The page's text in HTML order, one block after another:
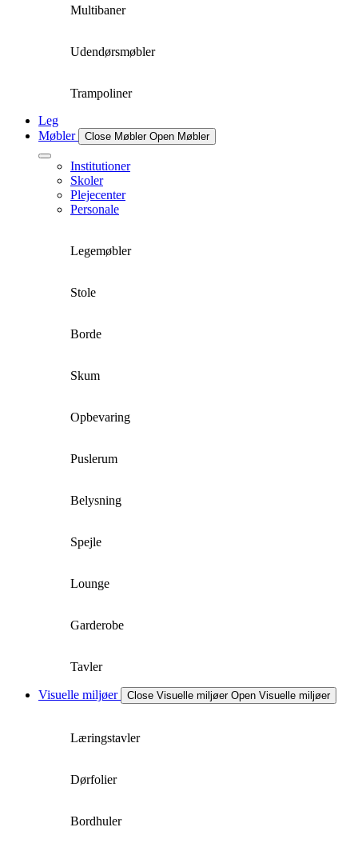
Multibaner
Udendørsmøbler
Trampoliner
Leg
Møbler
Close Møbler Open Møbler
Institutioner
Skoler
Plejecenter
Personale
Legemøbler
Stole
Borde
Skum
Opbevaring
Puslerum
Belysning
Spejle
Lounge
Garderobe
Tavler
Visuelle miljøer Close Visuelle miljøer Open Visuelle miljøer
Læringstavler
Dørfolier
Bordhuler